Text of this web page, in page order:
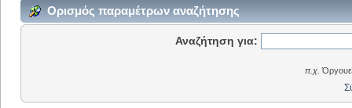
Ορισμός παραμέτρων αναζήτησης
Αναζήτηση για:
π.χ.